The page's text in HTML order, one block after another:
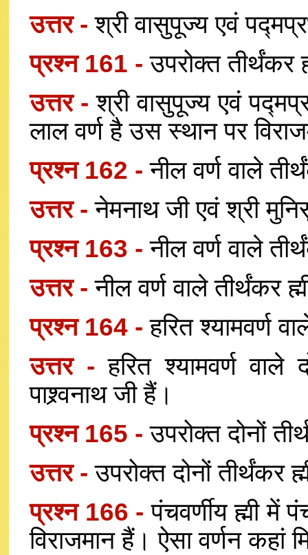
उत्तर -श्री वासुपूज्य एवं
प्रश्न 161 -उपरोक्त तीर्थंकर
उत्तर -श्री वासुपूज्य एवं
लाल वर्ण है उस स्थान पर
प्रश्न 162 -नील वर्ण वाले
उत्तर -नेमनाथ जी एवं श्री
प्रश्न 163 -नील वर्ण वाले
उत्तर -नील वर्ण वाले तीर्थंकर
प्रश्न 164 -हरित श्यामवर्ण
उत्तर -हरित श्यामवर्ण वाले
पाश्र्वनाथ जी हैं।
प्रश्न 165 -उपरोक्त दोनों
उत्तर -उपरोक्त दोनों तीर्थंकर
प्रश्न 166 -पंचवर्णीय ह्मी में
विराजमान हैं। ऐसा वर्णन कहां